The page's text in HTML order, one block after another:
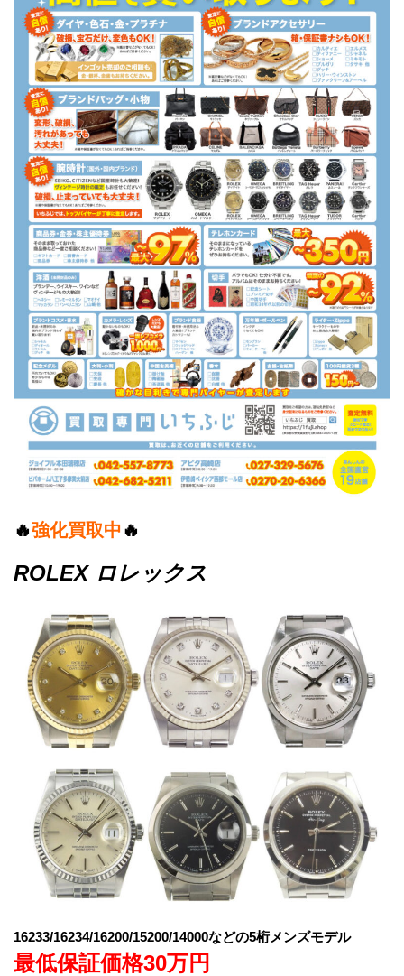
🔥強化買取中🔥
ROLEX ロレックス
16233/16234/16200/15200/14000などの5桁メンズモデル
最低保証価格30万円